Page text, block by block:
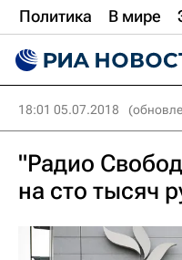
Политика В мире
18:01 05.07.2018
"Радио
на сто тысяч